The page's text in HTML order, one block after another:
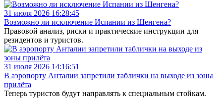
31 июля 2026 16:28:45
Возможно ли исключение Испании из Шенгена?
Правовой анализ, риски и практические инструкции для
резидентов и туристов.
31 июля 2026 14:16:51
В аэропорту Анталии запретили таблички на выходе из зоны
прилёта
Теперь туристов будут направлять к специальным стойкам.